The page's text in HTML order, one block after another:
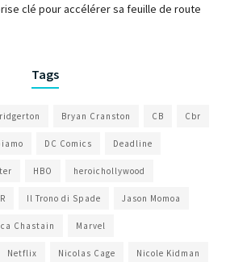
clé pour accélérer sa feuille de route
Tags
Bryan Cranston CB Cbr
DC Comics Deadline
HBO heroichollywood
Il Trono di Spade Jason Momoa
Chastain Marvel
Netflix Nicolas Cage Nicole Kidman